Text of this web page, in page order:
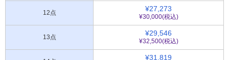
12点 ¥27,273
¥30,000(税込)
13点 ¥29,546
¥32,500(税込)
¥31,819